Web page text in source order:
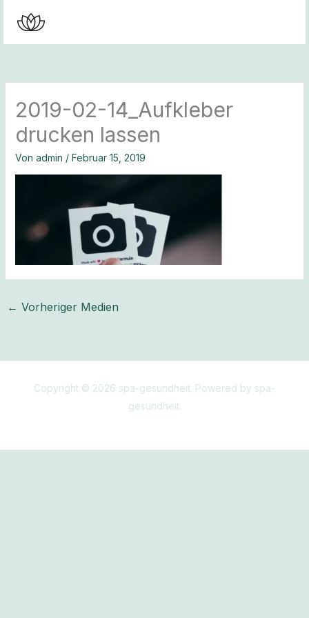
Inhalt
springen
2019-02-14_Aufkleber
drucken lassen
Von admin / Februar 15, 2019
← Vorheriger Medien
Copyright © 2026 spa-gesundheit. Powered by spa-
gesundheit.